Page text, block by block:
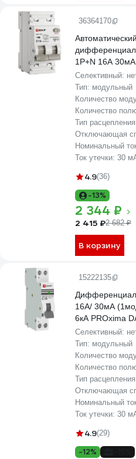
36364170
1P+N 16А 30мА
Селективный:
Тип: модульный
Количество
Количество
Тип
Отключающая
Номинальный
Ток утечки: 30
4.9(36)
-13%
2 344 ₽
2 415 ₽2 682 ₽
В корзину
15222135
16А/ 30мА
6кА PROxima
Селективный:
Тип: модульный
Количество
Количество
Тип
Отключающая
Номинальный
Ток утечки: 30
4.9(29)
-12%